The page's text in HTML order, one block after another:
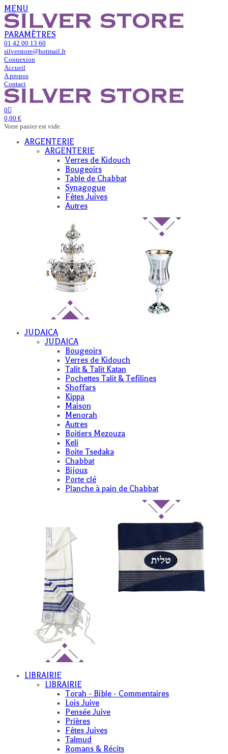
MENU
PARAMÈTRES
01 42 00 13 60
silverstore@hotmail.fr
Connexion
Accueil
A propos
Contact
0
0,00 €
Votre panier est vide.
ARGENTERIE
ARGENTERIE
Verres de Kidouch
Bougeoirs
Table de Chabbat
Synagogue
Fêtes Juives
Autres
JUDAICA
JUDAICA
Bougeoirs
Verres de Kidouch
Talit & Talit Katan
Pochettes Talit & Tefilines
Shoffars
Kippa
Maison
Menorah
Autres
Boitiers Mezouza
Keli
Boite Tsedaka
Chabbat
Bijoux
Porte clé
Planche à pain de Chabbat
LIBRAIRIE
LIBRAIRIE
Torah - Bible - Commentaires
Lois Juive
Pensée Juive
Prières
Fêtes Juives
Talmud
Romans & Récits